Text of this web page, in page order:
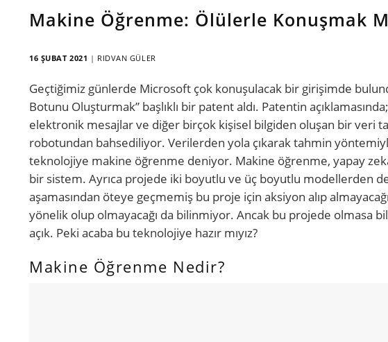
Makine Öğrenme: Ölülerle Konuşmak
16 ŞUBAT 2021 | RIDVAN GÜLER
Geçtiğimiz günlerde Microsoft çok konuşulacak bir girişimde
Botunu Oluşturmak” başlıklı bir patent aldı. Patentin
elektronik mesajlar ve diğer birçok kişisel bilgiden oluşan bir veri
robotundan bahsediliyor. Verilerden yola çıkarak tahmin
teknolojiye makine öğrenme deniyor. Makine öğrenme, yapay
bir sistem. Ayrıca projede iki boyutlu ve üç boyutlu modellerden
aşamasından öteye geçmemiş bu proje için aksiyon alıp
yönelik olup olmayacağı da bilinmiyor. Ancak bu projede olmasa
açık. Peki acaba bu teknolojiye hazır mıyız?
Makine Öğrenme Nedir?